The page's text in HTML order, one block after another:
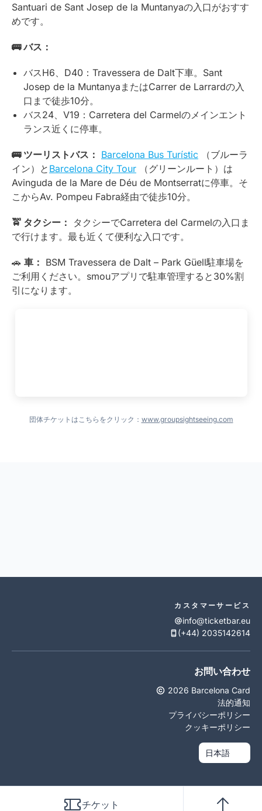
Santuari de Sant Josep de la Muntanyaの入口がおすす
めです。
🚌バス：
バスH6、D40：Travessera de Dalt下車。Sant
Josep de la MuntanyaまたはCarrer de Larrardの入
口まで徒歩10分。
バス24、V19：Carretera del Carmelのメインエント
ランス近くに停車。
🚌 ツーリストバス： Barcelona Bus Turístic （ブルーラ
イン）と Barcelona City Tour （グリーンルート）は
Avinguda de la Mare de Déu de Montserratに停車。そ
こからAv. Pompeu Fabra経由で徒歩10分。
🚖 タクシー：
タクシーでCarretera del Carmelの入口ま
で行けます。最も近くて便利な入口です。
🚗 車： BSM Travessera de Dalt – Park Güell駐車場を
ご利用ください。smouアプリで駐車管理すると30%割
引になります。
団体チケットはこちらをクリック： www.groupsightseeing.com
カスタマーサービス
info@ticketbar.eu
(+44) 2035142614
お問い合わせ
2026 Barcelona Card
法的通知
プライバシーポリシー
クッキーポリシー
チケット